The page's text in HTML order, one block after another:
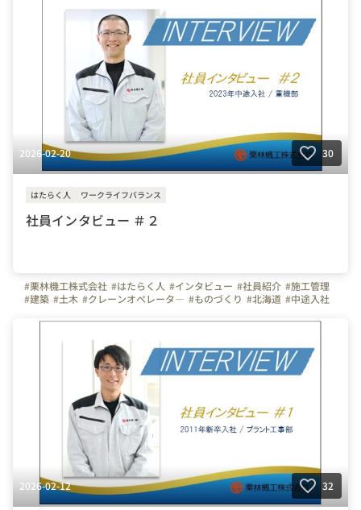
2026-02-20 30
はたらく人 ワークライフバランス
社員インタビュー ＃２
#栗林機工株式会社 #はたらく人 #インタビュー #社員紹介 #施工管理
#建築 #土木 #クレーンオペレータ― #ものづくり #北海道 #中途入社
2026-02-12 32